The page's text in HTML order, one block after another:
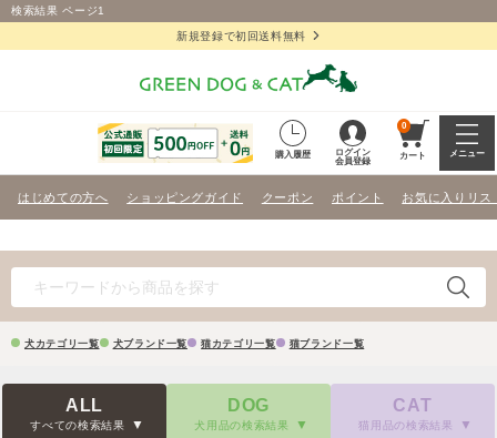
検索結果 ページ1
新規登録で初回送料無料
購入履歴
ログイン
会員登録
0
カート メニュー
はじめての方へ ショッピングガイド クーポン ポイント お気に入りリス
犬カテゴリ一覧 犬ブランド一覧 猫カテゴリ一覧 猫ブランド一覧
ALL
すべての検索結果
DOG
犬用品の検索結果
CAT
猫用品の検索結果